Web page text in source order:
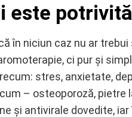
este
în niciun caz nu ar
ci pur și
stres, anxietate,
– osteoporoză, pietre
și antivirale dovedite,